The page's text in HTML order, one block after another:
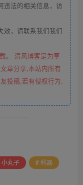
违法的相关信息，访
效，请联系我们我们
。 清风博客是为草
章分享,本站内所有
投稿,若有侵权行为,
小丸子 # 利器